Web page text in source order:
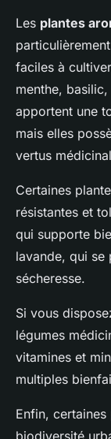
Les plantes
faciles à
menthe,
apportent une
mais elles
vertus
Certaines
résistantes et
qui supporte
lavande, qui se
sécheresse.
Si vous
légumes
vitamines et
multiples
Enfin,